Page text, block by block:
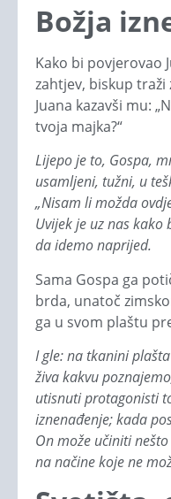
Božja
Kako bi povjerovao
zahtjev, biskup
Juana kazavši mu:
tvoja majka?“
Lijepo je to, Gospa,
usamljeni, tužni, u
„Nisam li možda
Uvijek je uz nas
da idemo naprijed.
Sama Gospa ga
brda, unatoč
ga u svom plaštu
I gle: na tkanini
živa kakvu
utisnuti protagonisti
iznenađenje; kada
On može učiniti
na načine koje ne